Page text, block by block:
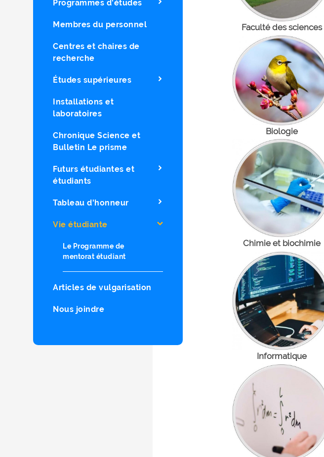
Programmes d'études
Membres du personnel
Centres et chaires de
recherche
Études supérieures
Installations et
laboratoires
Chronique Science et
Bulletin Le prisme
Futurs étudiantes et
étudiants
Tableau d'honneur
Vie étudiante
Le Programme de
mentorat étudiant
Articles de vulgarisation
Nous joindre
Faculté des sciences
Biologie
Chimie et biochimie
Informatique